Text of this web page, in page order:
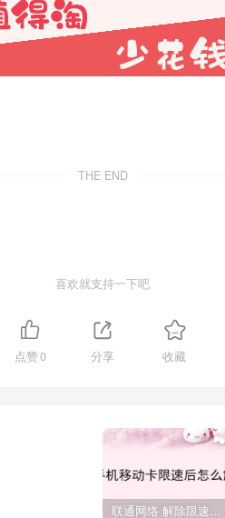
THE END
喜欢就支持一下吧
点赞0 分享 收藏